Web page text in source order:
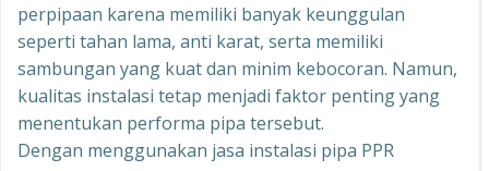
perpipaan karena memiliki banyak keunggulan
seperti tahan lama, anti karat, serta memiliki
sambungan yang kuat dan minim kebocoran. Namun,
kualitas instalasi tetap menjadi faktor penting yang
menentukan performa pipa tersebut.
Dengan menggunakan jasa instalasi pipa PPR